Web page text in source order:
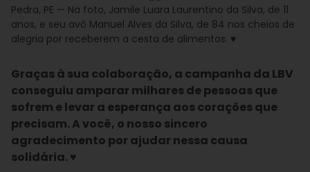
Pedra, PE — Na foto, Jamile Luara Laurentino da Silva, de 11
anos, e seu avô Manuel Alves da Silva, de 84 nos cheios de
alegria por receberem a cesta de alimentos. ♥
Graças à sua colaboração, a campanha da LBV
conseguiu amparar milhares de pessoas que
sofrem e levar a esperança aos corações que
precisam. A você, o nosso sincero
agradecimento por ajudar nessa causa
solidária. ♥